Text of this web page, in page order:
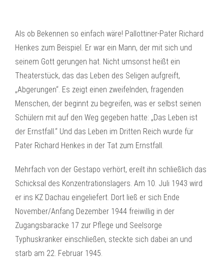
Als ob Bekennen so einfach wäre! Pallottiner-Pater Richard
Henkes zum Beispiel. Er war ein Mann, der mit sich und
seinem Gott gerungen hat. Nicht umsonst heißt ein
Theaterstück, das das Leben des Seligen aufgreift,
„Abgerungen“. Es zeigt einen zweifelnden, fragenden
Menschen, der beginnt zu begreifen, was er selbst seinen
Schülern mit auf den Weg gegeben hatte: „Das Leben ist
der Ernstfall.“ Und das Leben im Dritten Reich wurde für
Pater Richard Henkes in der Tat zum Ernstfall.
Mehrfach von der Gestapo verhört, ereilt ihn schließlich das
Schicksal des Konzentrationslagers. Am 10. Juli 1943 wird
er ins KZ Dachau eingeliefert. Dort ließ er sich Ende
November/Anfang Dezember 1944 freiwillig in der
Zugangsbaracke 17 zur Pflege und Seelsorge
Typhuskranker einschließen, steckte sich dabei an und
starb am 22. Februar 1945.